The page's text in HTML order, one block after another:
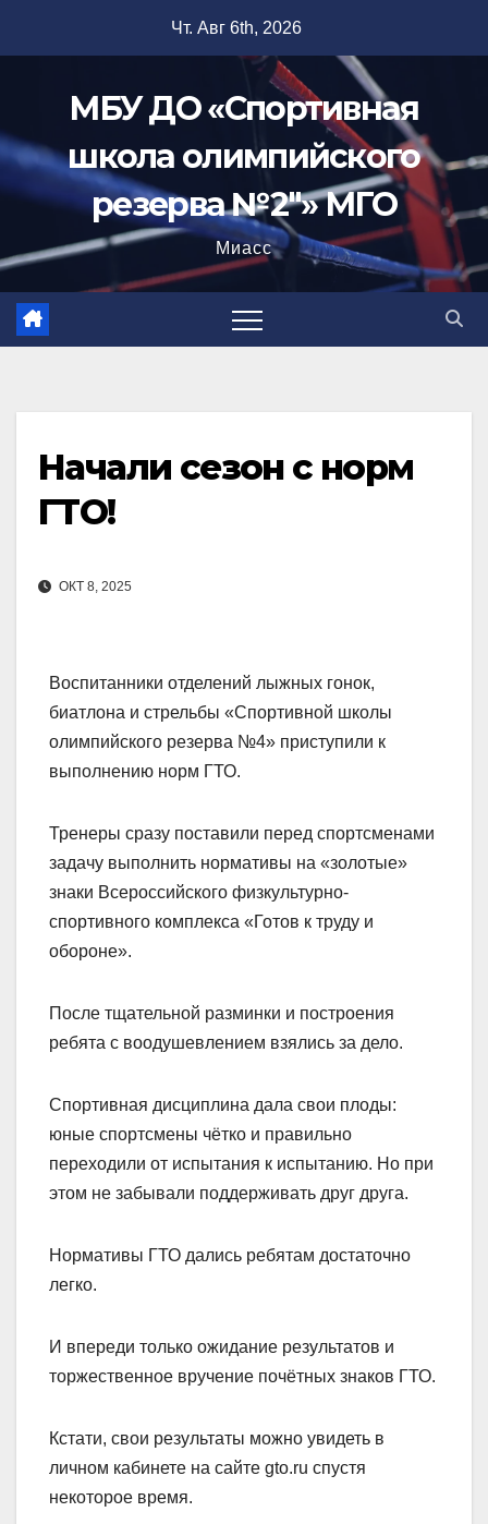
Чт. Авг 6th, 2026
МБУ ДО «Спортивная
школа олимпийского
резерва №2"» МГО
Миасс
Начали сезон с норм
ГТО!
ОКТ 8, 2025
Воспитанники отделений лыжных гонок,
биатлона и стрельбы «Спортивной школы
олимпийского резерва №4» приступили к
выполнению норм ГТО.
Тренеры сразу поставили перед спортсменами
задачу выполнить нормативы на «золотые»
знаки Всероссийского физкультурно-
спортивного комплекса «Готов к труду и
обороне».
После тщательной разминки и построения
ребята с воодушевлением взялись за дело.
Спортивная дисциплина дала свои плоды:
юные спортсмены чётко и правильно
переходили от испытания к испытанию. Но при
этом не забывали поддерживать друг друга.
Нормативы ГТО дались ребятам достаточно
легко.
И впереди только ожидание результатов и
торжественное вручение почётных знаков ГТО.
Кстати, свои результаты можно увидеть в
личном кабинете на сайте gto.ru спустя
некоторое время.